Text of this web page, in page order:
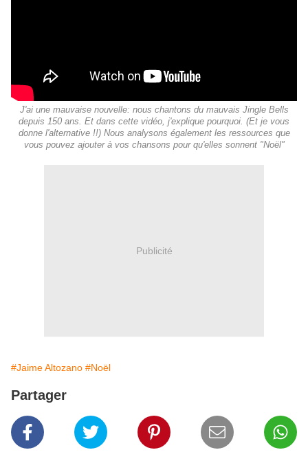
J'ai une mauvaise nouvelle: nous chantons du mauvais Jingle Bells
depuis 150 ans. Et dans cette vidéo, j'explique pourquoi. (Et je vous
donne l'alternative !!) Nous analysons également les ressources que
vous pouvez ajouter à vos chansons pour qu'elles sonnent "Noël"
Publicité
#Jaime Altozano #Noël
Partager